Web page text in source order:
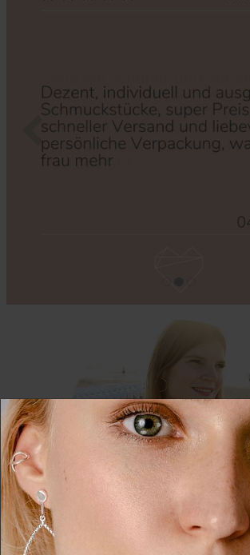
Zurück
Wir nutzen Cookies auf unserer Website.